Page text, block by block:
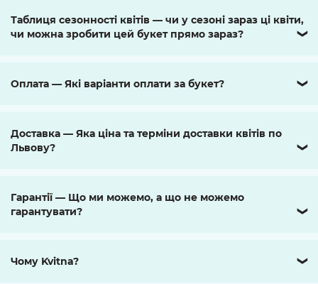
Таблиця сезонності квітів — чи у сезоні зараз ці квіти,
чи можна зробити цей букет прямо зараз?
❯
Оплата — Які варіанти оплати за букет? ❯
Доставка — Яка ціна та терміни доставки квітів по
Львову?
❯
Гарантії — Що ми можемо, а що не можемо
гарантувати?
❯
Чому Kvitna? ❯